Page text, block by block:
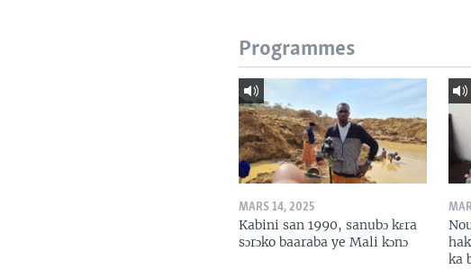
Programmes
MARS 14, 2025
Kabini san 1990, sanubɔ kɛra
sɔrɔko baaraba ye Mali kɔnɔ
ka